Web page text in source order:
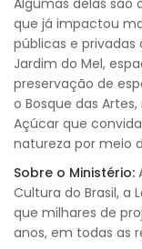
que já impactou
públicas e
Jardim do Mel,
preservação de
o Bosque das
Açúcar que
natureza por meio
Sobre o Ministério:
Cultura do Brasil, a
que milhares de
anos, em todas as